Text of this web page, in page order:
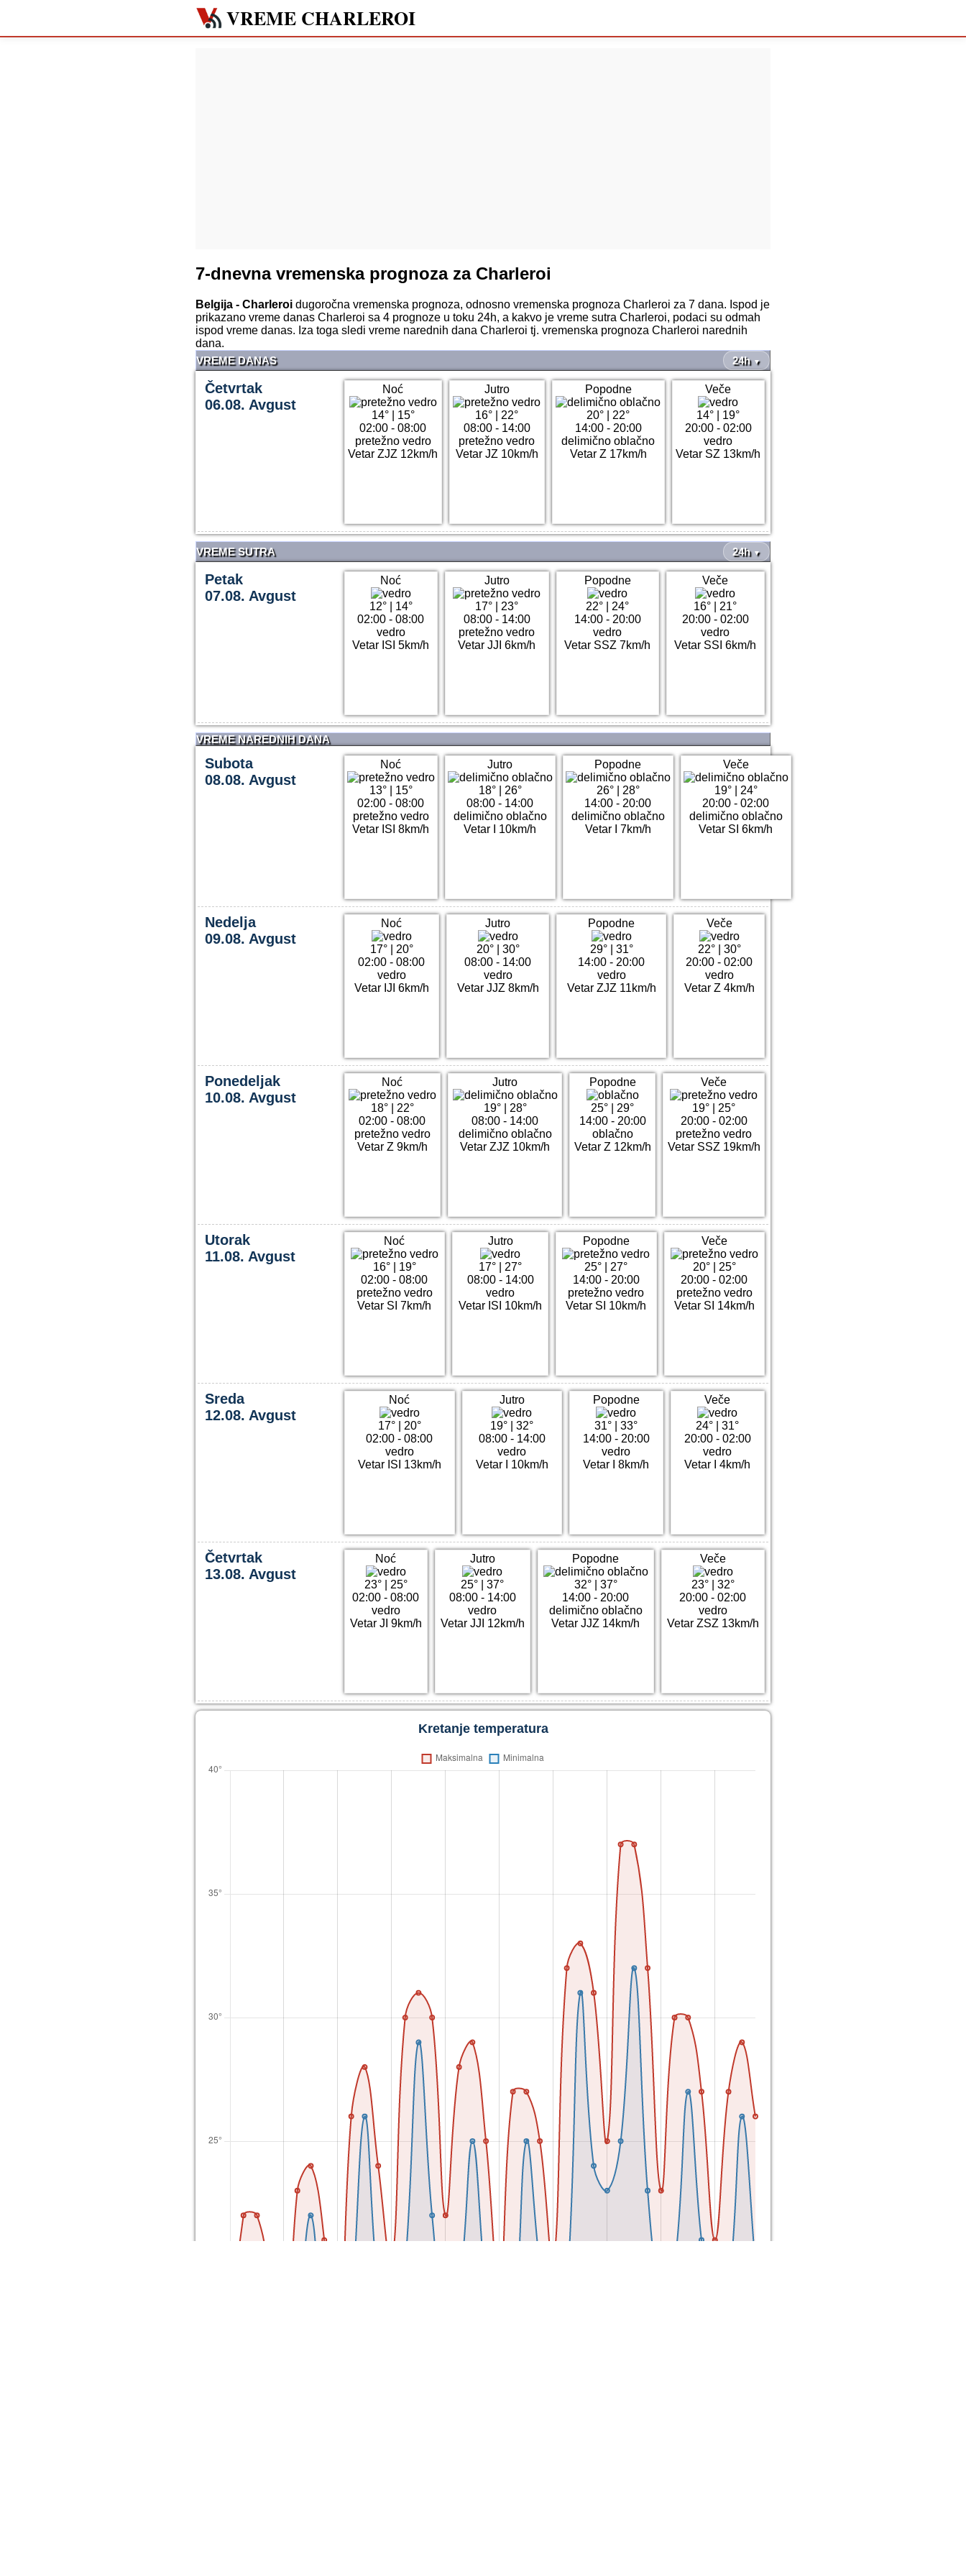
VREME CHARLEROI
7-dnevna vremenska prognoza za Charleroi
Belgija - Charleroi dugoročna vremenska prognoza, odnosno vremenska prognoza Charleroi za 7 dana. Ispod je
prikazano vreme danas Charleroi sa 4 prognoze u toku 24h, a kakvo je vreme sutra Charleroi, podaci su odmah
ispod vreme danas. Iza toga sledi vreme narednih dana Charleroi tj. vremenska prognoza Charleroi narednih
dana.
VREME DANAS
24h ▼
Četvrtak
06.08. Avgust
Noć
14°| 15°
02:00 - 08:00
pretežno vedro
Vetar ZJZ 12km/h
Jutro
16°
22°
08:00 - 14:00
pretežno vedro
Vetar JZ 10km/h
Popodne
20°
22°
14:00 - 20:00
delimično oblačno
Vetar Z 17km/h
Veče
14°
19°
20:00 - 02:00
vedro
Vetar SZ 13km/h
VREME SUTRA 24h ▼
Petak
07.08. Avgust
Noć
12°| 14°
02:00 - 08:00
vedro
Vetar ISI 5km/h
Jutro
17°
23°
08:00 - 14:00
pretežno vedro
Vetar JJI 6km/h
Popodne
22°
24°
14:00 - 20:00
vedro
Vetar SSZ 7km/h
Veče
16°
21°
20:00 - 02:00
vedro
Vetar SSI 6km/h
VREME NAREDNIH DANA
Subota
08.08. Avgust
Noć
13°| 15°
02:00 - 08:00
pretežno vedro
Vetar ISI 8km/h
Jutro
18°| 26°
08:00 - 14:00
delimično oblačno
Vetar I 10km/h
Popodne
26°| 28°
14:00 - 20:00
delimično oblačno
Vetar I 7km/h
Veče
19°| 24°
20:00 - 02:00
delimično oblačno
Vetar SI 6km/h
Nedelja
09.08. Avgust
Noć
17°| 20°
02:00 - 08:00
vedro
Vetar IJI 6km/h
Jutro
20°| 30°
08:00 - 14:00
vedro
Vetar JJZ 8km/h
Popodne
29°| 31°
14:00 - 20:00
vedro
Vetar ZJZ 11km/h
Veče
22°| 30°
20:00 - 02:00
vedro
Vetar Z 4km/h
Ponedeljak
10.08. Avgust
Noć
18°| 22°
02:00 - 08:00
pretežno vedro
Vetar Z 9km/h
Jutro
19°| 28°
08:00 - 14:00
delimično oblačno
Vetar ZJZ 10km/h
Popodne
25°
29°
14:00 - 20:00
oblačno
Vetar Z 12km/h
Veče
19°
25°
20:00 - 02:00
pretežno vedro
Vetar SSZ 19km/h
Utorak
11.08. Avgust
Noć
16°| 19°
02:00 - 08:00
pretežno vedro
Vetar SI 7km/h
Jutro
17°
27°
08:00 - 14:00
vedro
Vetar ISI 10km/h
Popodne
25°
27°
14:00 - 20:00
pretežno vedro
Vetar SI 10km/h
Veče
20°| 25°
20:00 - 02:00
pretežno vedro
Vetar SI 14km/h
Sreda
12.08. Avgust
Noć
17°| 20°
02:00 - 08:00
vedro
Vetar ISI 13km/h
Jutro
19° |32°
08:00 - 14:00
vedro
Vetar I 10km/h
Popodne
31° |33°
14:00 - 20:00
vedro
Vetar I 8km/h
Veče
24° |31°
20:00 - 02:00
vedro
Vetar I 4km/h
Četvrtak
13.08. Avgust
Noć
23°| 25°
02:00 - 08:00
vedro
Vetar JI 9km/h
Jutro
25° |37°
08:00 - 14:00
vedro
Vetar JJI 12km/h
Popodne
32°| 37°
14:00 - 20:00
delimično oblačno
Vetar JJZ 14km/h
Veče
23°| 32°
20:00 - 02:00
vedro
Vetar ZSZ 13km/h
Kretanje temperatura